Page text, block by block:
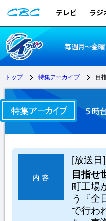
テレビ ラジ
トップ 特集アーカイブ 目
[放送
目指せ
町工場
う『全
で行わ